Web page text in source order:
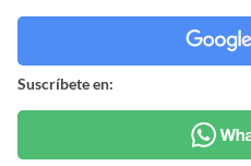
Suscríbete en: